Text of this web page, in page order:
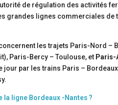
de régulation des activités
grandes lignes commerciales de
les trajets Paris-Nord –
Paris-Bercy – Toulouse, et Paris-
par les trains Paris –
la ligne Bordeaux -Nantes ?